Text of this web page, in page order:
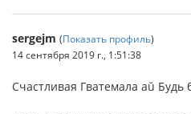
sergejm (Показать профиль)
14 сентября 2019 г., 1:51:38
Счастливая Гватемала aŭ Будь